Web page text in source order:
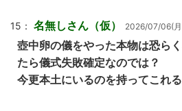
15： 名無しさん（仮） 2026/07/06(
壺中卵の儀をやった本物は恐ら
たら儀式失敗確定なのでは？
今更本土にいるのを持ってこれ